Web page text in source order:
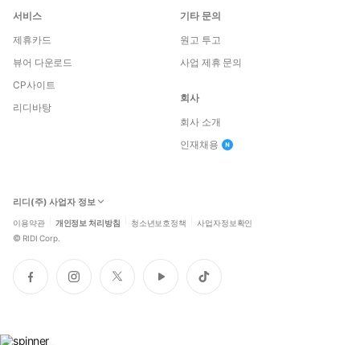
서비스
제휴카드
뷰어 다운로드
CP사이트
리디바탕
기타 문의
원고 투고
사업 제휴 문의
회사
회사 소개
인재채용
리디(주) 사업자 정보
이용약관 개인정보 처리방침 청소년보호정책 사업자정보확인
© RIDI Corp.
페
이
인
스
트
위
유
튜
틱
톡